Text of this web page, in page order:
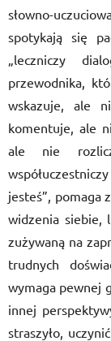
słowno-
spotykają się
„leczniczy
przewodnika,
wskazuje, ale
komentuje, ale
ale nie
jesteś”, pomaga
widzenia siebie,
zużywaną na
trudnych
wymaga pewnej
innej
straszyło,